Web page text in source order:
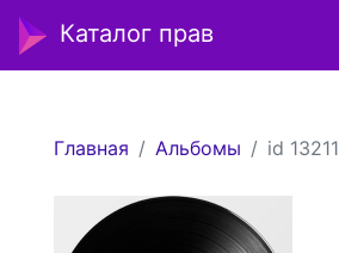
Каталог прав
Главная Альбомы id 13211